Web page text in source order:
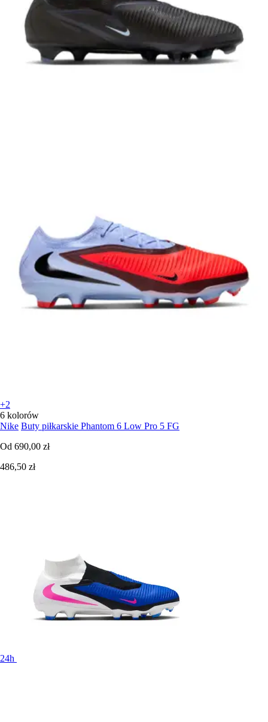
+2
6 kolorów
Nike Buty piłkarskie Phantom 6 Low Pro 5 FG
Od 690,00 zł
486,50 zł
24h